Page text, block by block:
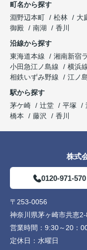
町名から探す
淵野辺本町
松林 大
御殿
南湖
香川
沿線から探す
東海道本線
湘南新宿
小田急江ノ島線
横浜
相鉄いずみ野線
江ノ
駅から探す
茅ケ崎
辻堂 平塚
橋本
藤沢 香川
株式
0120-971-570
〒253-0056
神奈川県茅ヶ崎市共恵
営業時間： 9:30～20：
定休日： 水曜日